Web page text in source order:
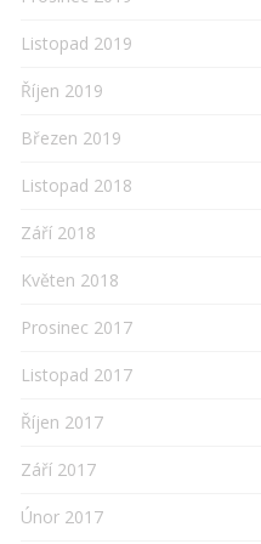
Listopad 2019
Říjen 2019
Březen 2019
Listopad 2018
Září 2018
Květen 2018
Prosinec 2017
Listopad 2017
Říjen 2017
Září 2017
Únor 2017